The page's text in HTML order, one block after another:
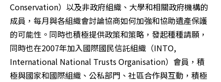
Conservation）以及非政府組織、大學和相關政府機構的
成員，每月與各組織會討論協商如何加強和協助遺產保護
的可能性。同時也積極提供政策和策略，發起種種請願，
同時也在2007年加入國際國民信託組織（INTO,
International National Trusts Organisation）會員，積
極與國家和國際組織、公私部門、社區合作與互動，積極